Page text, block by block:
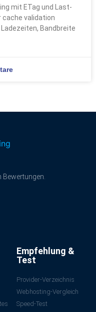
mit ETag und Last-
cache validation
Bandbreite
Empfehlung &
Test
Provider-Verzeichnis
Webhosting-Vergleich
Speed-Test